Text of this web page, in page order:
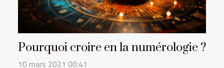
Pourquoi croire en la numérologie ?
10 mars 2021 00:41